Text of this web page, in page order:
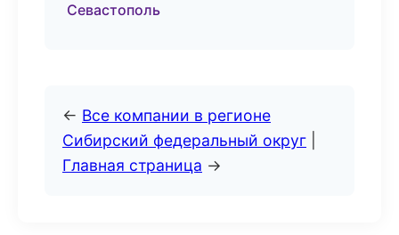
Севастополь
← Все компании в регионе
Сибирский федеральный округ
Главная страница →